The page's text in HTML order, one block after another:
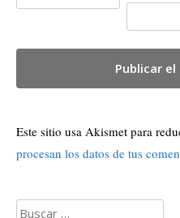
Este sitio usa Akismet para
procesan los datos de tus
Buscar: